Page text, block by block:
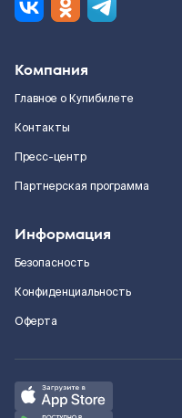
Компания
Главное о Купибилете
Контакты
Пресс-центр
Партнерская программа
Информация
Безопасность
Конфиденциальность
Оферта